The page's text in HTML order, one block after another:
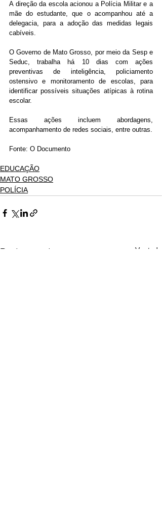
A direção da escola acionou a Polícia Militar e a
mãe do estudante, que o acompanhou até a
delegacia, para a adoção das medidas legais
cabíveis.
O Governo de Mato Grosso, por meio da Sesp e
Seduc, trabalha há 10 dias com ações
preventivas de inteligência, policiamento
ostensivo e monitoramento de escolas, para
identificar possíveis situações atípicas à rotina
escolar.
Essas ações incluem abordagens,
acompanhamento de redes sociais, entre outras.
Fonte: O Documento
EDUCAÇÃO
MATO GROSSO
POLÍCIA
Posts recentes Ver tudo